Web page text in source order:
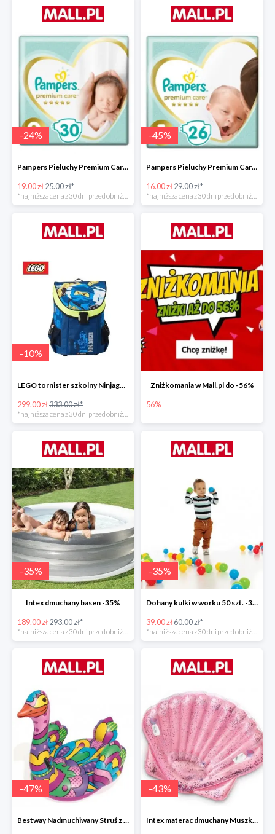
-24%
Pampers Pieluchy Premium Care 0 Newborn -24%
19.00 zł25.00 zł*
*najniższa cena z 30 dni przed obniżką
-45%
Pampers Pieluchy Premium Care 1 Newborn -44%
16.00 zł29.00 zł*
*najniższa cena z 30 dni przed obniżką
-10%
LEGO tornister szkolny Ninjago JAY of Lightning Easy
299.00 zł333.00 zł*
Zniżkomania w Mall.pl do -56%
56%
-35%
Intex dmuchany basen -35%
189.00 zł293.00 zł*
-35%
Dohany kulki w worku 50 szt. -35%
39.00 zł60.00 zł*
-47%
Bestway Nadmuchiwany Struś z uchwytami -47%
-43%
Intex materac dmuchany Muszka -42%